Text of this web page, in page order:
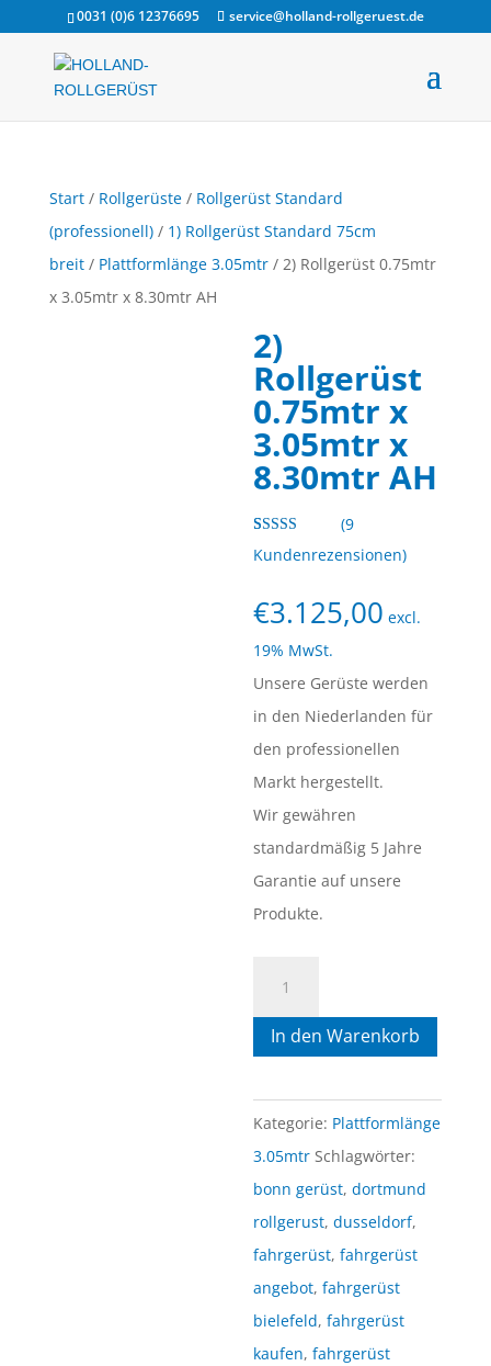
0031 (0)6 12376695 service@holland-rollgeruest.de
Start/ Rollgerüste/ Rollgerüst Standard
(professionell)/ 1) Rollgerüst Standard 75cm
breit/ Plattformlänge 3.05mtr/ 2) Rollgerüst 0.75mtr
x 3.05mtr x 8.30mtr AH
2)
Rollgerüst
0.75mtr x
3.05mtr x
8.30mtr AH
Bewertet
mit 4.56
auf
9
Kundenbew
(9
Kundenrezensionen)
€3.125,00 excl.
19% MwSt.
Unsere Gerüste werden
in den Niederlanden für
den professionellen
Markt hergestellt.
Wir gewähren
standardmäßig 5 Jahre
Garantie auf unsere
Produkte.
0.75mtr
3.05mtr
x
8.30mtr
AH
Menge
In den Warenkorb
Kategorie: Plattformlänge
3.05mtr Schlagwörter:
bonn gerüst,dortmund
rollgerust,dusseldorf,
fahrgerüst,fahrgerüst
angebot,fahrgerüst
bielefeld,fahrgerüst
kaufen,fahrgerüst